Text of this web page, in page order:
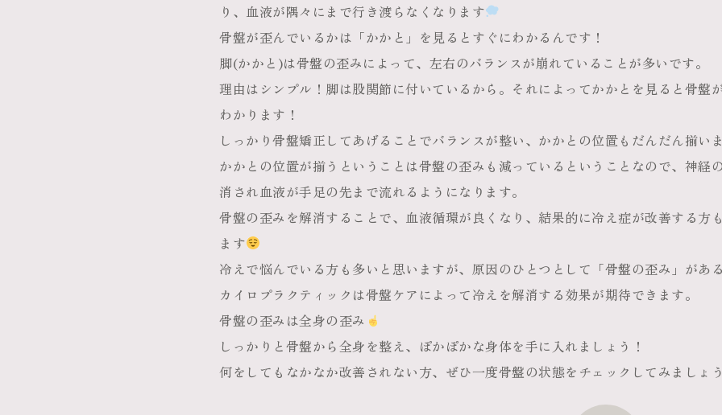
り、血液が隅々にまで行き渡らなくなります
骨盤が歪んでいるかは「かかと」を見るとすぐにわかるんです！
脚(かかと)は骨盤の歪みによって、左右のバランスが崩れていることが多いです。
理由はシンプル！脚は股関節に付いているから。それによってかかとを見ると骨盤
わかります！
しっかり骨盤矯正してあげることでバランスが整い、かかとの位置もだんだん揃い
かかとの位置が揃うということは骨盤の歪みも減っているということなので、神経
消され血液が手足の先まで流れるようになります。
骨盤の歪みを解消することで、血液循環が良くなり、結果的に冷え症が改善する方
ます
冷えで悩んでいる方も多いと思いますが、原因のひとつとして「骨盤の歪み」があ
カイロプラクティックは骨盤ケアによって冷えを解消する効果が期待できます。
骨盤の歪みは全身の歪み
しっかりと骨盤から全身を整え、ぽかぽかな身体を手に入れましょう！
何をしてもなかなか改善されない方、ぜひ一度骨盤の状態をチェックしてみましょう